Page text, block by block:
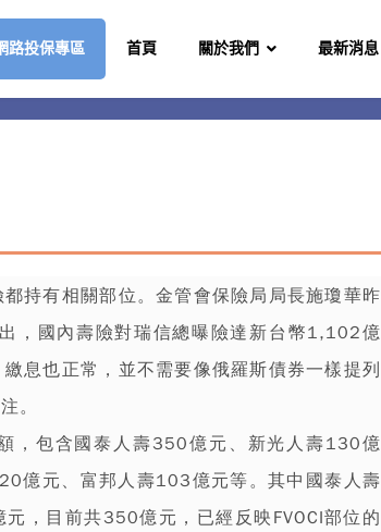
路投保專區 首頁 關於我們 最新消息
持有相關部位。金管會保險局局長施瓊華昨
，國內壽險對瑞信總曝險達新台幣1,102億
息也正常，並不需要像俄羅斯債券一樣提列
。
，包含 國泰人壽 350億元、新光人壽130億
億元、富邦人壽103億元等。其中國泰人壽
，目前共350億元，已經反映FVOCI部位的